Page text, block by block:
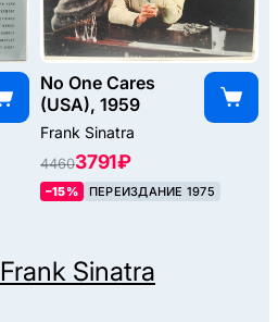
No One Cares
(USA), 1959
Frank Sinatra
44603791 ₽
–15% ПЕРЕИЗДАНИЕ 1975
Frank Sinatra